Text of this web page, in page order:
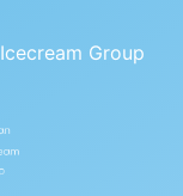
Group